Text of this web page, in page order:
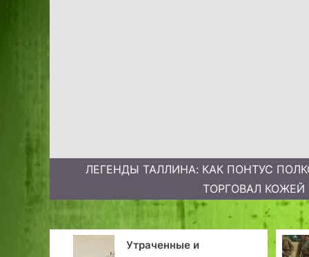
ЛЕГЕНДЫ ТАЛЛИНА: КАК ПОНТУС
ТОРГОВАЛ КОЖЕЙ
«Вперёд на Валгу!»: